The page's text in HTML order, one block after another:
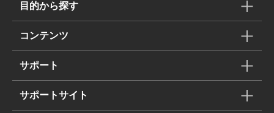
目的から探す
コンテンツ
サポート
サポートサイト